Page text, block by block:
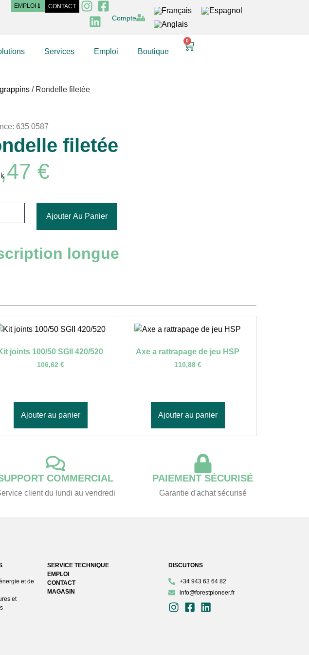
EMPLOI CONTACT
Compte
Services Emploi Boutique
0
/ Rondelle filetée
635 0587
filetée
€
Ajouter Au Panier
longue
joints 100/50 SGII 420/520
106,62 €
Ajouter au panier
Axe a rattrapage de jeu HSP
110,88 €
Ajouter au panier
COMMERCIAL
client du lundi au vendredi
PAIEMENT SÉCURISÉ
Garantie d'achat sécurisé
et de
et
SERVICE TECHNIQUE
EMPLOI
CONTACT
MAGASIN
DISCUTONS
+34 943 63 64 82
info@forestpioneer.fr